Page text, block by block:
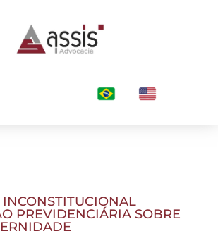
INCONSTITUCIONAL
PREVIDENCIÁRIA SOBRE